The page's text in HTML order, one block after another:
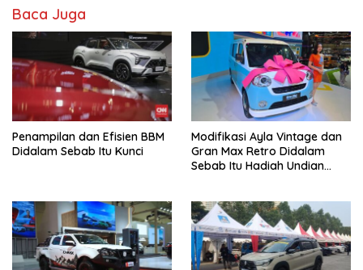
Baca Juga
Penampilan dan Efisien BBM
Didalam Sebab Itu Kunci
Modifikasi Ayla Vintage dan
Gran Max Retro Didalam
Sebab Itu Hadiah Undian